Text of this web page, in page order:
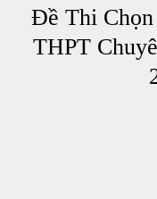
Đề Thi
THPT